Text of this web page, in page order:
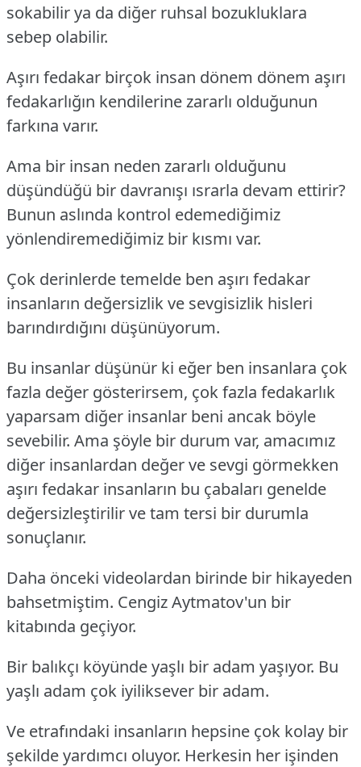
sokabilir ya da diğer ruhsal bozukluklara
sebep olabilir.
Aşırı fedakar birçok insan dönem dönem aşırı
fedakarlığın kendilerine zararlı olduğunun
farkına varır.
Ama bir insan neden zararlı olduğunu
düşündüğü bir davranışı ısrarla devam ettirir?
Bunun aslında kontrol edemediğimiz
yönlendiremediğimiz bir kısmı var.
Çok derinlerde temelde ben aşırı fedakar
insanların değersizlik ve sevgisizlik hisleri
barındırdığını düşünüyorum.
Bu insanlar düşünür ki eğer ben insanlara çok
fazla değer gösterirsem, çok fazla fedakarlık
yaparsam diğer insanlar beni ancak böyle
sevebilir. Ama şöyle bir durum var, amacımız
diğer insanlardan değer ve sevgi görmekken
aşırı fedakar insanların bu çabaları genelde
değersizleştirilir ve tam tersi bir durumla
sonuçlanır.
Daha önceki videolardan birinde bir hikayeden
bahsetmiştim. Cengiz Aytmatov'un bir
kitabında geçiyor.
Bir balıkçı köyünde yaşlı bir adam yaşıyor. Bu
yaşlı adam çok iyiliksever bir adam.
Ve etrafındaki insanların hepsine çok kolay bir
şekilde yardımcı oluyor. Herkesin her işinden